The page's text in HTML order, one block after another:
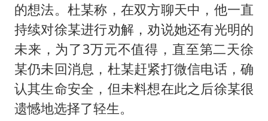
的想法。杜某称，在双方聊天中，他一直
持续对徐某进行劝解，劝说她还有光明的
未来，为了3万元不值得，直至第二天徐
某仍未回消息，杜某赶紧打微信电话，确
认其生命安全，但未料想在此之后徐某很
遗憾地选择了轻生。